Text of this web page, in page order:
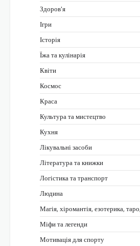
Здоров'я
Ігри
Історія
Їжа та кулінарія
Квіти
Космос
Краса
Культура та мистецтво
Кухня
Лікувальні засоби
Література та книжки
Логістика та транспорт
Людина
Магія, хіромантія, езотерика,
Міфи та легенди
Мотивація для спорту